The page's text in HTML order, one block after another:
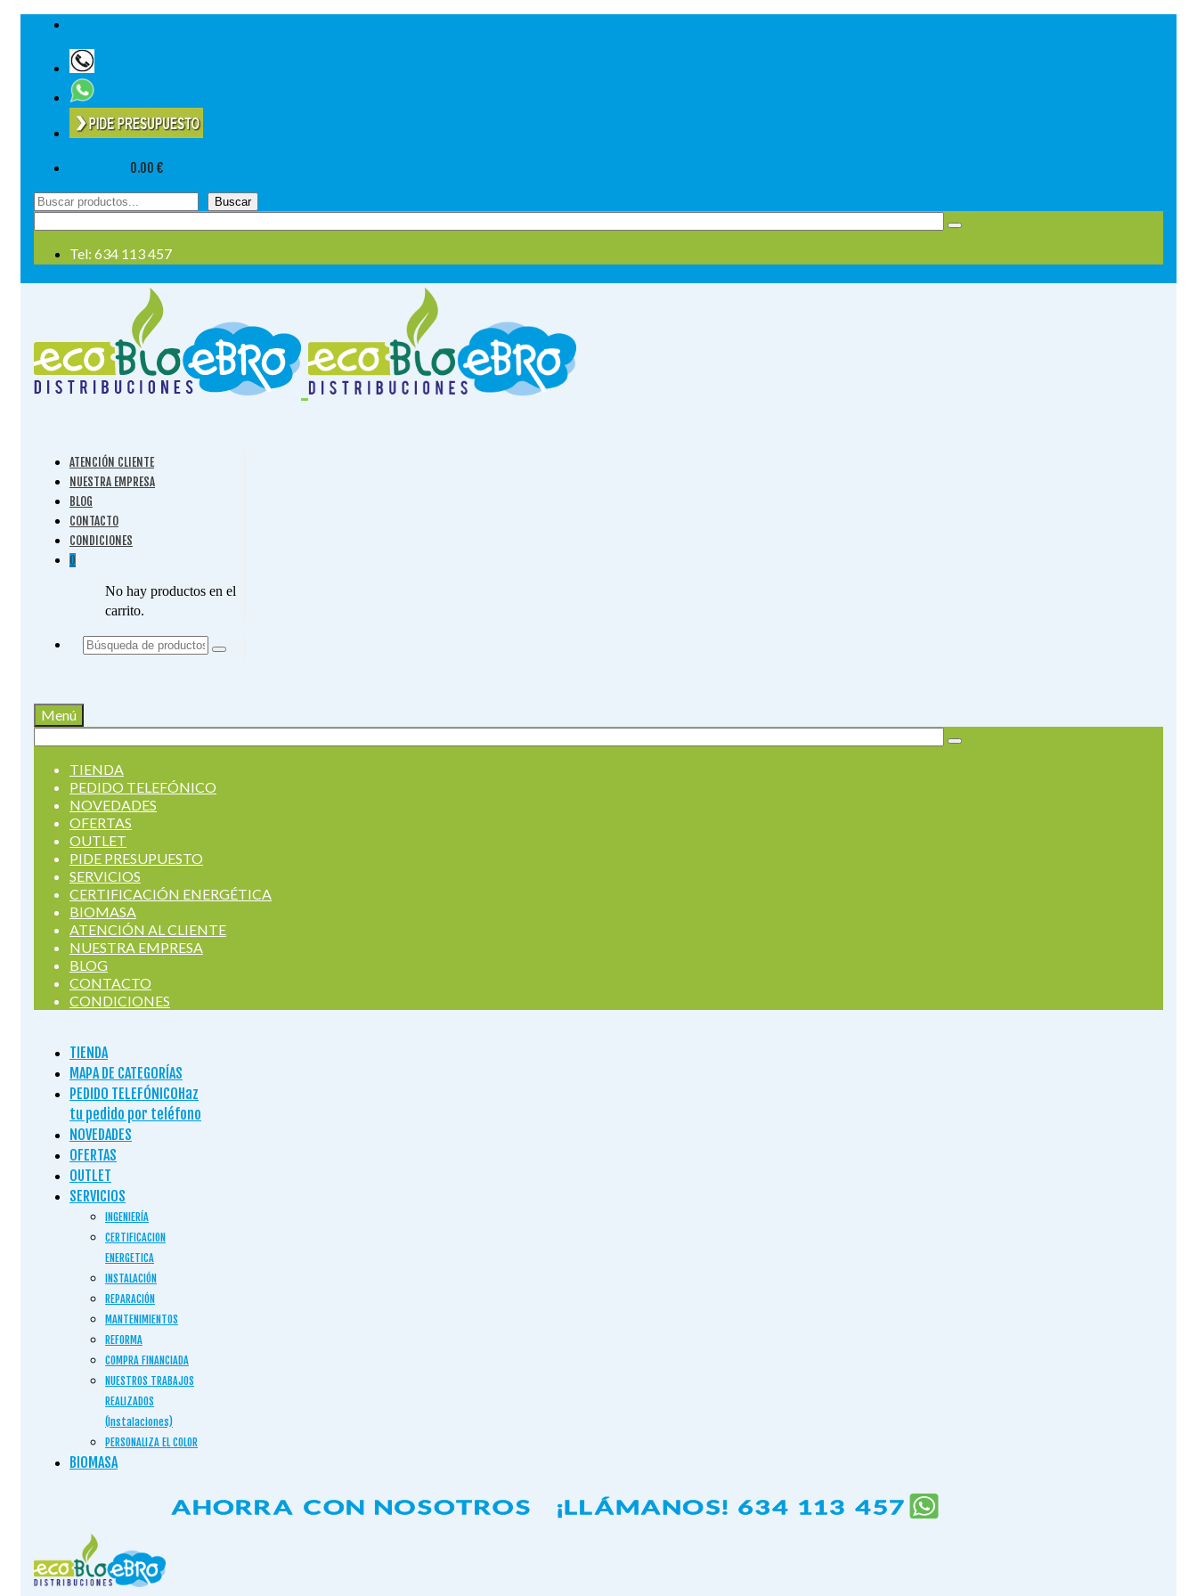
0.00 €
Buscar
Tel: 634 113 457
ATENCIÓN CLIENTE
NUESTRA EMPRESA
BLOG
CONTACTO
CONDICIONES
0
No hay productos en el
carrito.
Buscar
Menú
TIENDA
PEDIDO TELEFÓNICO
NOVEDADES
OFERTAS
OUTLET
PIDE PRESUPUESTO
SERVICIOS
CERTIFICACIÓN ENERGÉTICA
BIOMASA
ATENCIÓN AL CLIENTE
NUESTRA EMPRESA
BLOG
CONTACTO
CONDICIONES
TIENDA
MAPA DE CATEGORÍAS
PEDIDO TELEFÓNICO Haz
tu pedido por teléfono
NOVEDADES
OFERTAS
OUTLET
SERVICIOS
INGENIERÍA
CERTIFICACION
ENERGETICA
INSTALACIÓN
REPARACIÓN
MANTENIMIENTOS
REFORMA
COMPRA FINANCIADA
NUESTROS TRABAJOS
REALIZADOS
(Instalaciones)
PERSONALIZA EL COLOR
BIOMASA